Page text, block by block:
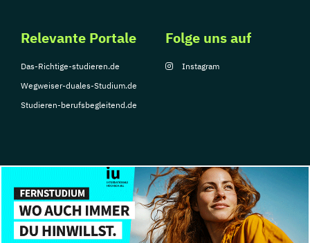
Relevante Portale
Das-Richtige-studieren.de
Wegweiser-duales-Studium.de
Studieren-berufsbegleitend.de
Folge uns auf
Instagram
© Copyright 2026, TarGroup Media GmbH
Impressum
Datenschutzerklärung Nutzungsbedingungen